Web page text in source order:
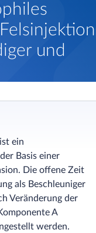
und
ist ein
Basis einer
Die offene Zeit
als Beschleuniger
Veränderung der
A
werden.